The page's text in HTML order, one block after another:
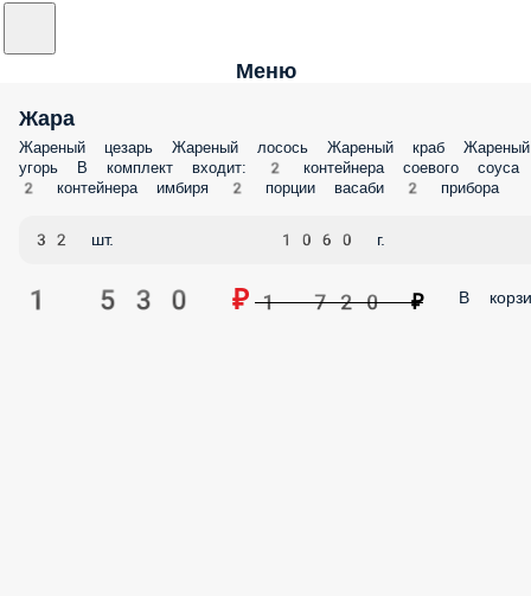
Меню
Жара
Жареный цезарь Жареный лосось Жареный краб Жареный
угорь В комплект входит: 2 контейнера соевого соуса
2 контейнера имбиря 2 порции васаби 2 прибора
32 шт. 1060 г.
1 530 ₽ 1 720 ₽ В